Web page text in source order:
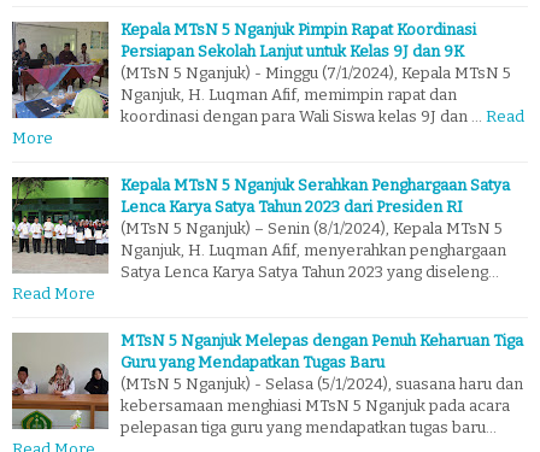
Kepala MTsN 5 Nganjuk Pimpin Rapat Koordinasi
Persiapan Sekolah Lanjut untuk Kelas 9J dan 9K
(MTsN 5 Nganjuk) - Minggu (7/1/2024), Kepala MTsN 5
Nganjuk, H. Luqman Afif, memimpin rapat dan
koordinasi dengan para Wali Siswa kelas 9J dan … Read
More
Kepala MTsN 5 Nganjuk Serahkan Penghargaan Satya
Lenca Karya Satya Tahun 2023 dari Presiden RI
(MTsN 5 Nganjuk) – Senin (8/1/2024), Kepala MTsN 5
Nganjuk, H. Luqman Afif, menyerahkan penghargaan
Satya Lenca Karya Satya Tahun 2023 yang diseleng…
Read More
MTsN 5 Nganjuk Melepas dengan Penuh Keharuan Tiga
Guru yang Mendapatkan Tugas Baru
(MTsN 5 Nganjuk) - Selasa (5/1/2024), suasana haru dan
kebersamaan menghiasi MTsN 5 Nganjuk pada acara
pelepasan tiga guru yang mendapatkan tugas baru…